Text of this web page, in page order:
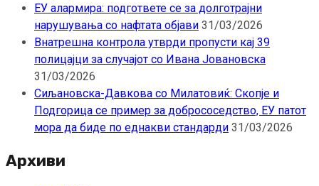
ЕУ алармира: подгответе се за долготрајни
нарушувања со нафтата објави 31/03/2026
Внатрешна контрола утврди пропусти кај 39
полицајци за случајот со Ивана Јовановска
31/03/2026
Сиљановска-Давкова со Милатовиќ: Скопје и
Подгорица се пример за добрососедство, ЕУ патот
мора да биде по еднакви стандарди 31/03/2026
Архиви